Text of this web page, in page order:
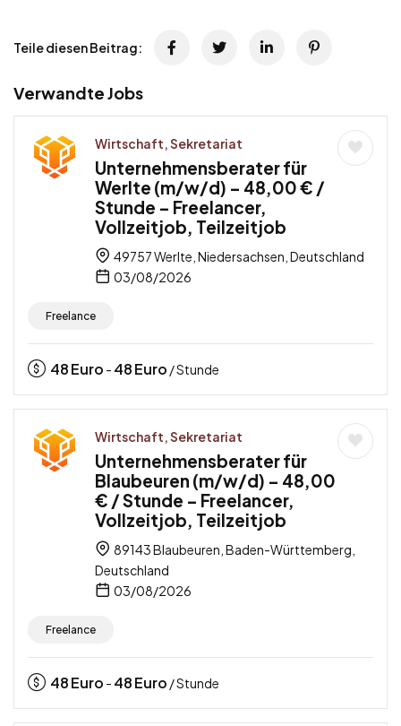
Teile diesen Beitrag:
Verwandte Jobs
Wirtschaft, Sekretariat
Unternehmensberater für
Werlte (m/w/d) – 48,00 € /
Stunde – Freelancer,
Vollzeitjob, Teilzeitjob
49757 Werlte, Niedersachsen, Deutschland
03/08/2026
Freelance
48Euro - 48Euro / Stunde
Wirtschaft, Sekretariat
Unternehmensberater für
Blaubeuren (m/w/d) – 48,00
€ / Stunde – Freelancer,
Vollzeitjob, Teilzeitjob
89143 Blaubeuren, Baden-Württemberg,
Deutschland
03/08/2026
Freelance
48Euro - 48Euro / Stunde